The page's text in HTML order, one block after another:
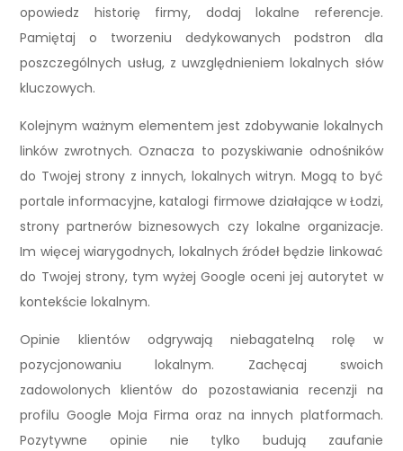
opowiedz historię firmy, dodaj lokalne referencje.
Pamiętaj o tworzeniu dedykowanych podstron dla
poszczególnych usług, z uwzględnieniem lokalnych słów
kluczowych.
Kolejnym ważnym elementem jest zdobywanie lokalnych
linków zwrotnych. Oznacza to pozyskiwanie odnośników
do Twojej strony z innych, lokalnych witryn. Mogą to być
portale informacyjne, katalogi firmowe działające w Łodzi,
strony partnerów biznesowych czy lokalne organizacje.
Im więcej wiarygodnych, lokalnych źródeł będzie linkować
do Twojej strony, tym wyżej Google oceni jej autorytet w
kontekście lokalnym.
Opinie klientów odgrywają niebagatelną rolę w
pozycjonowaniu lokalnym. Zachęcaj swoich
zadowolonych klientów do pozostawiania recenzji na
profilu Google Moja Firma oraz na innych platformach.
Pozytywne opinie nie tylko budują zaufanie